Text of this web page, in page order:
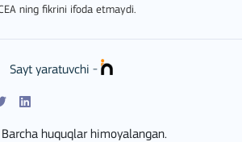
ning fikrini ifoda etmaydi.
Sayt yaratuvchi -
huquqlar himoyalangan.